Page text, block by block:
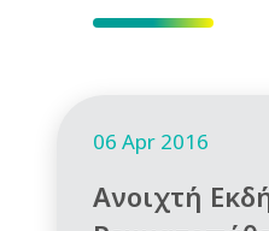
06 Apr 2016
Ανοιχτή